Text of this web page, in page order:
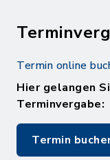
Termin online
Hier gelangen
Terminvergabe:
Termin